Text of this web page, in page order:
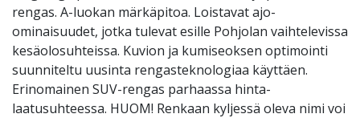
rengas. A-luokan märkäpitoa. Loistavat ajo-
ominaisuudet, jotka tulevat esille Pohjolan vaihtelevissa
kesäolosuhteissa. Kuvion ja kumiseoksen optimointi
suunniteltu uusinta rengasteknologiaa käyttäen.
Erinomainen SUV-rengas parhaassa hinta-
laatusuhteessa. HUOM! Renkaan kyljessä oleva nimi voi